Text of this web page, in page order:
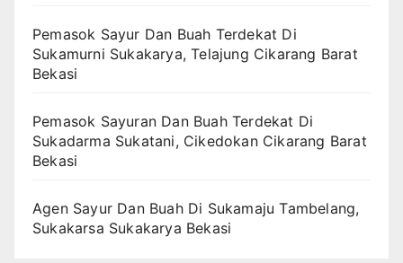
Pemasok Sayur Dan Buah Terdekat Di
Sukamurni Sukakarya, Telajung Cikarang Barat
Bekasi
Pemasok Sayuran Dan Buah Terdekat Di
Sukadarma Sukatani, Cikedokan Cikarang Barat
Bekasi
Agen Sayur Dan Buah Di Sukamaju Tambelang,
Sukakarsa Sukakarya Bekasi